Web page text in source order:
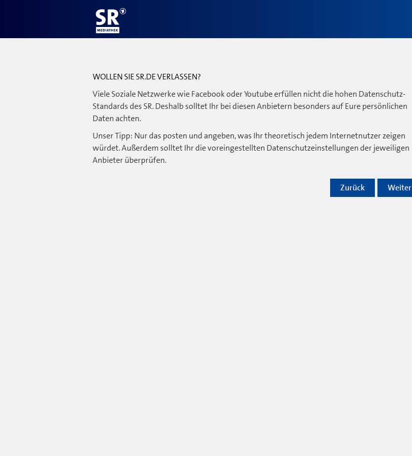
WOLLEN SIE SR.DE VERLASSEN?
Viele Soziale Netzwerke wie Facebook oder Youtube erfüllen nicht die hohen Datenschutz-
Standards des SR. Deshalb solltet Ihr bei diesen Anbietern besonders auf Eure persönlichen
Daten achten.
Unser Tipp: Nur das posten und angeben, was Ihr theoretisch jedem Internetnutzer zeigen
würdet. Außerdem solltet Ihr die voreingestellten Datenschutzeinstellungen der jeweiligen
Anbieter überprüfen.
Weiter
Zurück